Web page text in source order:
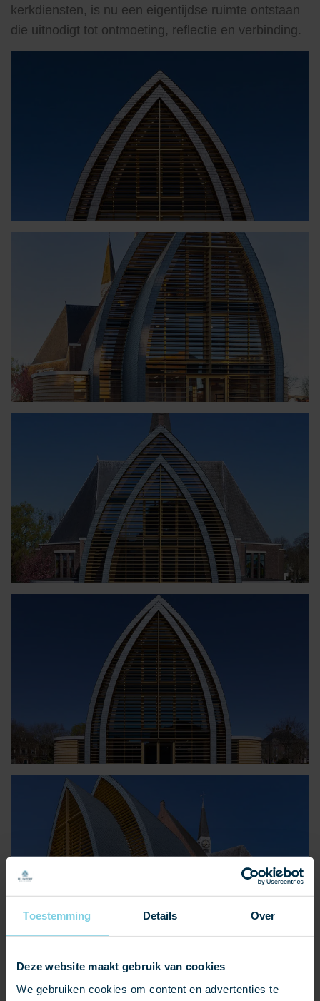
Toestemming Details Over
Deze website maakt gebruik van cookies
We gebruiken cookies om content en advertenties te
kerkdiensten, is nu een eigentijdse ruimte ontstaan
die uitnodigt tot ontmoeting, reflectie en verbinding.
De kerk transformeert hiermee tot een centrale plek in de
buurt, voor zowel religieuze als culturele en sociale